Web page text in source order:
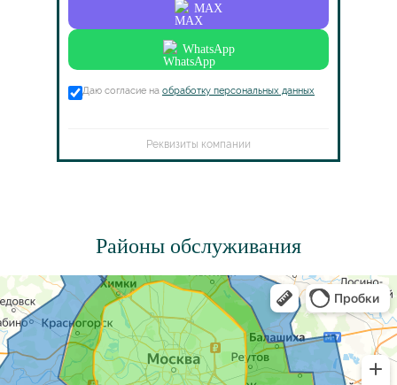
MAX
WhatsApp
Даю согласие на обработку персональных данных
Реквизиты компании
Районы обслуживания